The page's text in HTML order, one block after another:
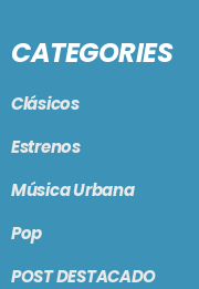
CATEGORIES
Clásicos
Estrenos
Música Urbana
Pop
POST DESTACADO